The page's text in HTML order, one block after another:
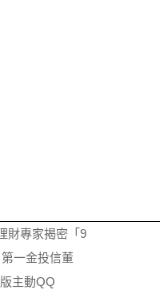
財專家揭密「9
一金投信董
主動QQ